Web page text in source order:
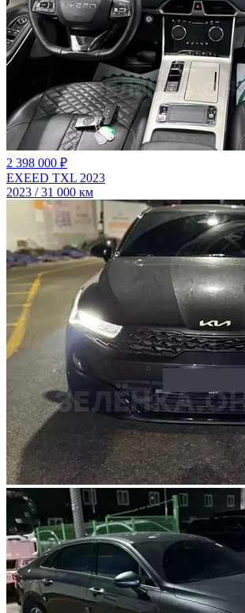
2 398 000 ₽
EXEED TXL 2023
2023 / 31 000 км